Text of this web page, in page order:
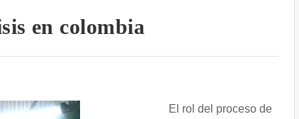
en colombia
El rol del proceso de